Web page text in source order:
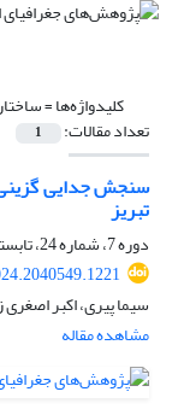
کلیدواژه‌ها =
تعداد مقالات: 1
سنجش جدایی
تبریز
دوره 7، شماره 24، تابستان 1405
سیما پیری، اکبر
مشاهده مقاله